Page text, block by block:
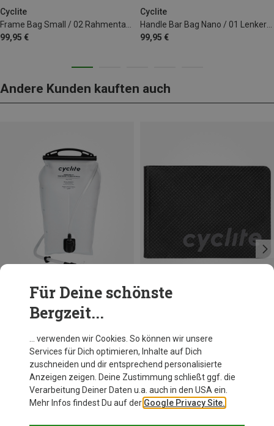
Cyclite
99,95 €
Cyclite
99,95 €
Andere Kunden kauften auch
Hydration Bladder / 01 Trinkblase
Cyclite
Wallet / 02 Geldbeutel
39,95 €
Für Deine schönste
Bergzeit...
… verwenden wir Cookies. So können wir unsere
Services für Dich optimieren, Inhalte auf Dich
zuschneiden und dir entsprechend personalisierte
Anzeigen zeigen. Deine Zustimmung schließt ggf. die
Verarbeitung Deiner Daten u.a. auch in den USA ein.
Mehr Infos findest Du auf der Google Privacy Site.